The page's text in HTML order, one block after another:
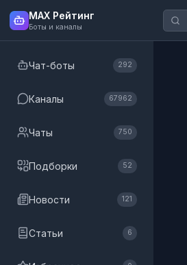
MAX Рейтинг
Боты и каналы
Чат-боты 292
Каналы 67962
Чаты 750
Подборки 52
Новости 121
Статьи 6